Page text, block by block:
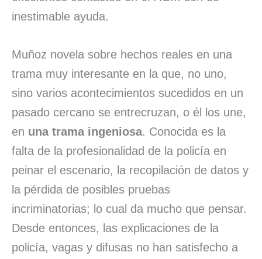
inestimable ayuda.
Muñoz novela sobre hechos reales en una
trama muy interesante en la que, no uno,
sino varios acontecimientos sucedidos en un
pasado cercano se entrecruzan, o él los une,
en una trama ingeniosa. Conocida es la
falta de la profesionalidad de la policía en
peinar el escenario, la recopilación de datos y
la pérdida de posibles pruebas
incriminatorias; lo cual da mucho que pensar.
Desde entonces, las explicaciones de la
policía, vagas y difusas no han satisfecho a